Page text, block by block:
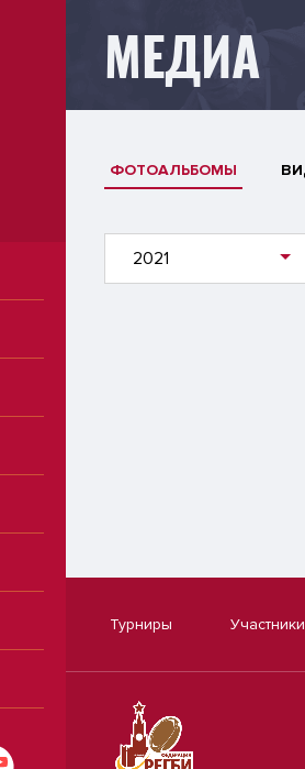
МЕДИА
ФОТОАЛЬБОМЫ
2021
Турниры Участники